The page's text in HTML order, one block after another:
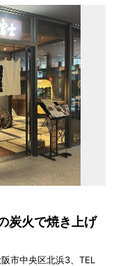
炭火で焼き上げ
市中央区北浜3、TEL